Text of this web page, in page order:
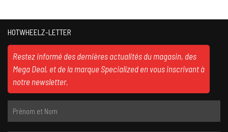
HOTWHEELZ-LETTER
Restez informé des dernières actualités du magasin, des
Mega Deal, et de la marque Specialized en vous inscrivant à
notre newsletter.